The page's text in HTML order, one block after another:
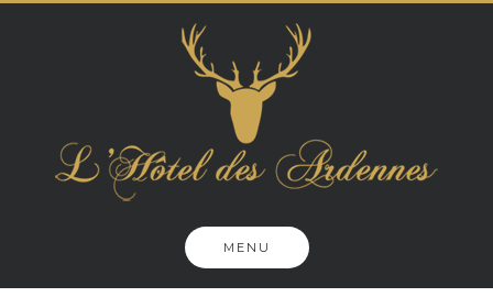
MENU